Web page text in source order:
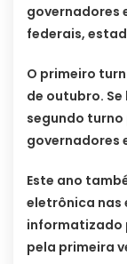
governadores
federais,
O primeiro
de outubro.
segundo
governadores
Este ano
eletrônica nas
informatizado
pela primeira